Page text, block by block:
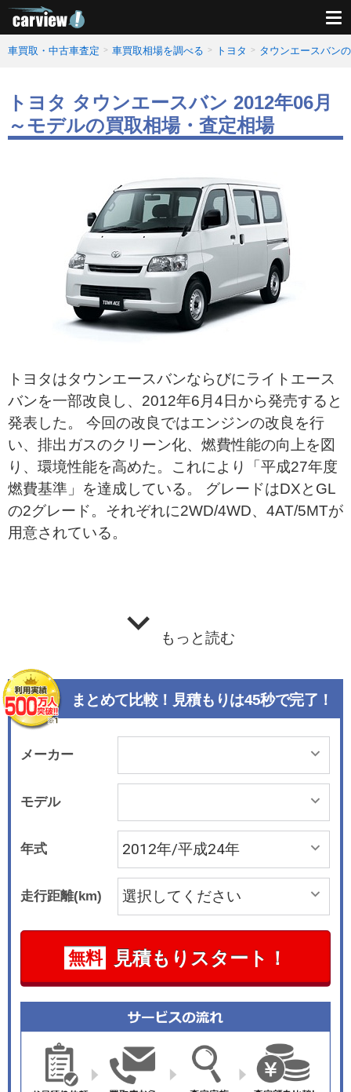
車買取・中古車査定 車買取相場を調べる トヨタ タウンエースバン
トヨタ タウンエースバン 2012年06月
～モデルの買取相場・査定相場
トヨタはタウンエースバンならびにライトエース
バンを一部改良し、2012年6月4日から発売すると
発表した。 今回の改良ではエンジンの改良を行
い、排出ガスのクリーン化、燃費性能の向上を図
り、環境性能を高めた。これにより「平成27年度
燃費基準」を達成している。 グレードはDXとGL
の2グレード。それぞれに2WD/4WD、4AT/5MTが
用意されている。
もっと読む
まとめて比較！見積もりは45秒で完了！
メーカー
モデル
年式
走行距離(km)
無料 見積もりスタート！